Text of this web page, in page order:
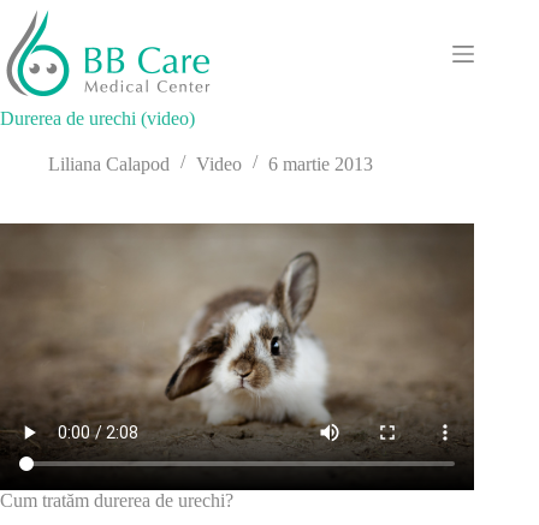
conținut
Durerea de urechi (video)
Liliana Calapod Video 6 martie 2013
Cum tratăm durerea de urechi?